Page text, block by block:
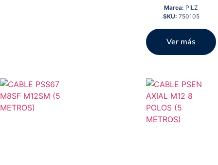
Marca: PILZ
SKU: 750105
Ver más